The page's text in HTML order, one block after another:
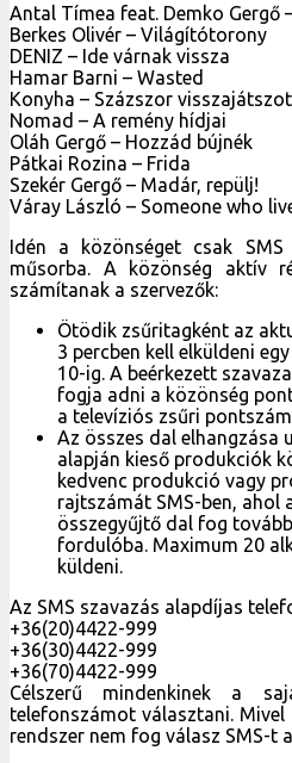
Antal Tímea feat. Demko Gergő
Berkes Olivér – Világítótorony
DENIZ – Ide várnak vissza
Hamar Barni – Wasted
Konyha – Százszor
Nomad – A remény hídjai
Oláh Gergő – Hozzád bújnék
Pátkai Rozina – Frida
Szekér Gergő – Madár, repülj!
Váray László – Someone who
Idén a közönséget csak
műsorba. A közönség aktív
számítanak a szervezők:
Ötödik zsűritagként az
3 percben kell elküldeni
10-ig. A beérkezett
fogja adni a közönség
a televíziós zsűri
Az összes dal elhangzása
alapján kieső produkciók
kedvenc produkció vagy
rajtszámát SMS-ben, ahol
összegyűjtő dal fog
fordulóba. Maximum 20
küldeni.
Az SMS szavazás alapdíjas
+36(20)4422-999
+36(30)4422-999
+36(70)4422-999
Célszerű mindenkinek a
telefonszámot választani. Mivel
rendszer nem fog válasz SMS-t